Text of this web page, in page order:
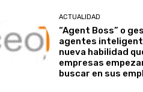
ACTUALIDAD
“Agent Boss” o
agentes
nueva habilidad
empresas
buscar en sus